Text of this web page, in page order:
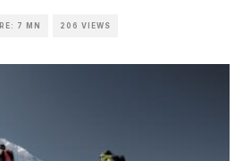
7 MN 206 VIEWS